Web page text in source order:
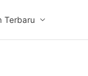
Terbaru